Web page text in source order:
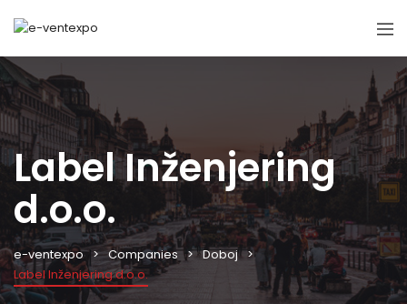
Label Inženjering
d.o.o.
e-ventexpo Companies
Doboj
Label Inženjering d.o.o.